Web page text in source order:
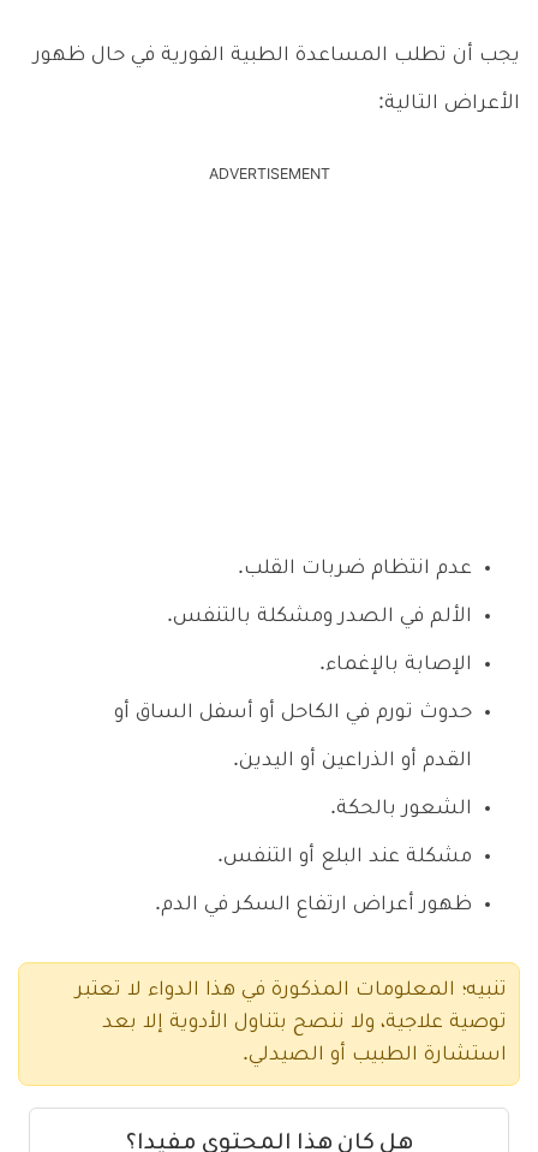
يجب أن تطلب المساعدة الطبية الفورية في حال ظهور
الأعراض التالية:
ADVERTISEMENT
عدم انتظام ضربات القلب.
الألم في الصدر ومشكلة بالتنفس.
الإصابة بالإغماء.
حدوث تورم في الكاحل أو أسفل الساق أو
القدم أو الذراعين أو اليدين.
الشعور بالحكة.
مشكلة عند البلع أو التنفس.
ظهور أعراض ارتفاع السكر في الدم.
تنبيه؛ المعلومات المذكورة في هذا الدواء لا تعتبر
توصية علاجية، ولا ننصح بتناول الأدوية إلا بعد
استشارة الطبيب أو الصيدلي.
هل كان هذا المحتوى مفيدا؟